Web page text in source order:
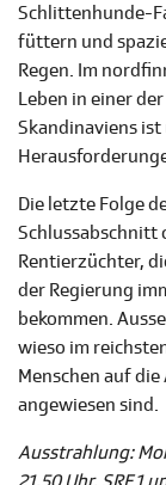
Schlittenhunde-
füttern und
Regen. Im
Leben in einer
Skandinaviens ist
Die letzte Folge
Schlussabschnitt
Rentierzüchter,
der Regierung
bekommen.
wieso im
Menschen auf
angewiesen sind.
Ausstrahlung: